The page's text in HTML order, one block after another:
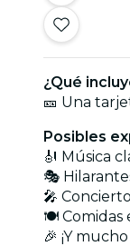
¿Qué
🎫 Una
Posibles
🎻 Música
🎭
🎤
🍽️ Comidas
🎉 ¡Y